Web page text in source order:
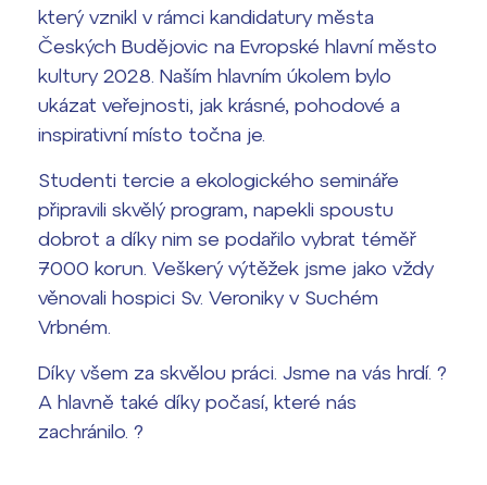
ČAG studentský
Maturitní témata
Pomoc! Mám problém!
Harmonogram školního roku
Termíny maturit
který vznikl v rámci kandidatury města
Českých Budějovic na Evropské hlavní město
kultury 2028. Naším hlavním úkolem bylo
ukázat veřejnosti, jak krásné, pohodové a
inspirativní místo točna je.
Studenti tercie a ekologického semináře
připravili skvělý program, napekli spoustu
dobrot a díky nim se podařilo vybrat téměř
7000 korun. Veškerý výtěžek jsme jako vždy
věnovali hospici Sv. Veroniky v Suchém
Vrbném.
Díky všem za skvělou práci. Jsme na vás hrdí. ?
A hlavně také díky počasí, které nás
zachránilo. ?